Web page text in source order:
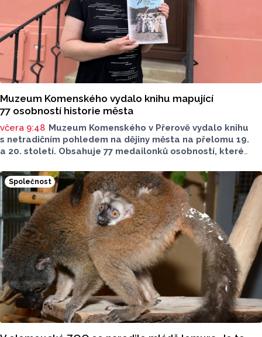
Muzeum Komenského vydalo knihu mapující
77 osobností historie města
včera 9:48 Muzeum Komenského v Přerově vydalo knihu
s netradičním pohledem na dějiny města na přelomu 19.
a 20. století. Obsahuje 77 medailonků osobností, které
jsou doplněny dobovými snímky. Podle autorky publikace
Šárky Krákorové Pajůrkové tomu předcházelo 13 let
pátrání po jejich osudech. Kniha vychází u příležitosti
letošního 770. výročí povýšení Přerova na královské město,
sdělila ČTK mluvčí radnice Lenka Chalupová.
Společnost